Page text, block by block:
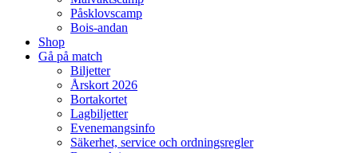
Påsklovscamp
Bois-andan
Shop
Gå på match
Biljetter
Årskort 2026
Bortakortet
Lagbiljetter
Evenemangsinfo
Säkerhet, service och ordningsregler